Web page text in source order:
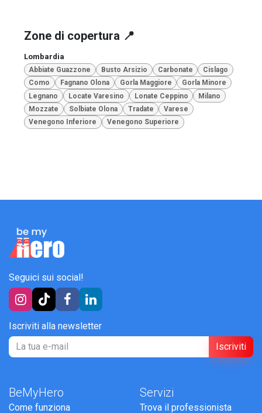
Zone di copertura 📍
Lombardia
Abbiate Guazzone Busto Arsizio Carbonate
Cislago
Como
Fagnano Olona Gorla Maggiore
Gorla Minore
Legnano
Locate Varesino Lonate Ceppino
Milano
Mozzate
Solbiate Olona Tradate
Varese
Venegono Inferiore
Venegono Superiore
Seguici sui social!
Iscriviti alla newsletter
Iscriviti
BeMyHero
Come funziona
Servizi
Trova il professionista